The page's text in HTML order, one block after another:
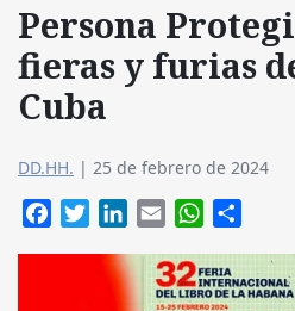
Persona
fieras y furias
Cuba
DD.HH. | 25 de febrero de 2024
FacebookTwitterLinkedIn
Email WhatsApp